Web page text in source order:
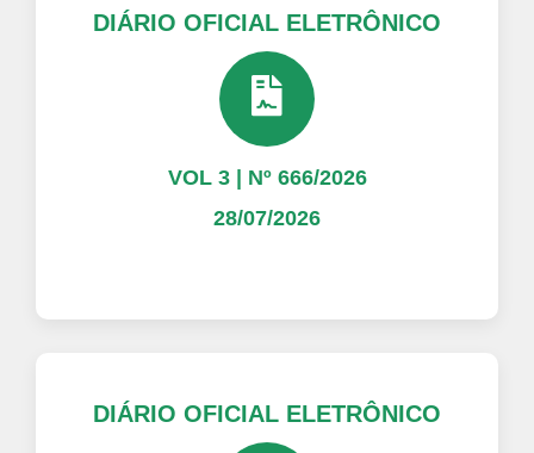
DIÁRIO OFICIAL ELETRÔNICO
VOL 3 | Nº 666/2026
28/07/2026
DIÁRIO OFICIAL ELETRÔNICO